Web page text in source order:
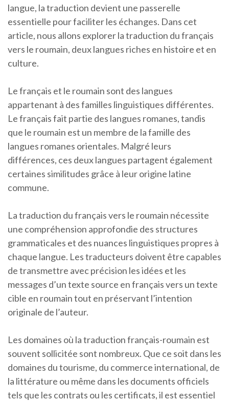
langue, la traduction devient une passerelle
essentielle pour faciliter les échanges. Dans cet
article, nous allons explorer la traduction du français
vers le roumain, deux langues riches en histoire et en
culture.
Le français et le roumain sont des langues
appartenant à des familles linguistiques différentes.
Le français fait partie des langues romanes, tandis
que le roumain est un membre de la famille des
langues romanes orientales. Malgré leurs
différences, ces deux langues partagent également
certaines similitudes grâce à leur origine latine
commune.
La traduction du français vers le roumain nécessite
une compréhension approfondie des structures
grammaticales et des nuances linguistiques propres à
chaque langue. Les traducteurs doivent être capables
de transmettre avec précision les idées et les
messages d’un texte source en français vers un texte
cible en roumain tout en préservant l’intention
originale de l’auteur.
Les domaines où la traduction français-roumain est
souvent sollicitée sont nombreux. Que ce soit dans les
domaines du tourisme, du commerce international, de
la littérature ou même dans les documents officiels
tels que les contrats ou les certificats, il est essentiel